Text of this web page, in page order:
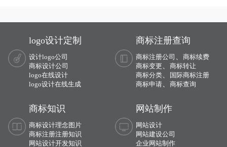
logo设计定制
设计logo公司
商标设计公司
logo在线设计
logo设计在线生成
商标注册查询
商标注册公司
商标续费
商标变更
商标转让
商标分类、
国际商标注册
商标申请、 商标查询
商标知识
商标设计理念图片
商标注册注册知识
网站设计开发知识
网站制作
网站设计
网站建设公司
企业网站制作